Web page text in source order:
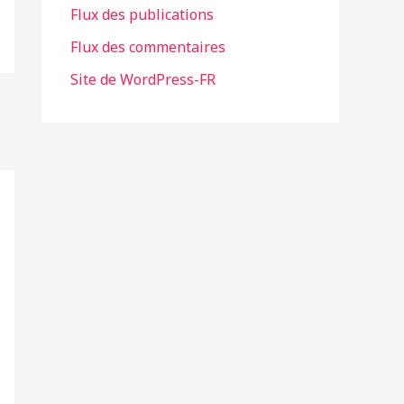
s
Flux des publications
Flux des commentaires
Site de WordPress-FR